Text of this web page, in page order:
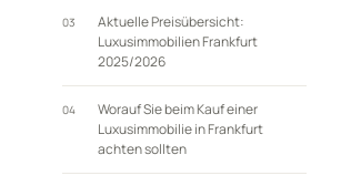
03
Aktuelle Preisübersicht:
Luxusimmobilien Frankfurt
2025/2026
04
Worauf Sie beim Kauf einer
Luxusimmobilie in Frankfurt
achten sollten